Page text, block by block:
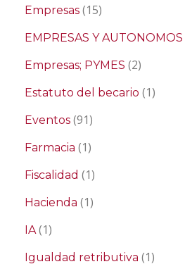
Empresas (15)
EMPRESAS Y AUTONOMOS
Empresas; PYMES (2)
Estatuto del becario (1)
Eventos (91)
Farmacia (1)
Fiscalidad (1)
Hacienda (1)
IA(1)
Igualdad retributiva (1)